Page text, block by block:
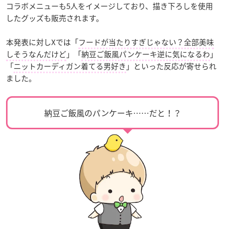
コラボメニューも5人をイメージしており、描き下ろしを使用
したグッズも販売されます。
本発表に対しXでは「フードが当たりすぎじゃない？全部美味
しそうなんだけど」「納豆ご飯風パンケーキ逆に気になるわ 」
「ニットカーディガン着てる男好き 」といった反応が寄せられ
ました。
納豆ご飯風のパンケーキ……だと！？